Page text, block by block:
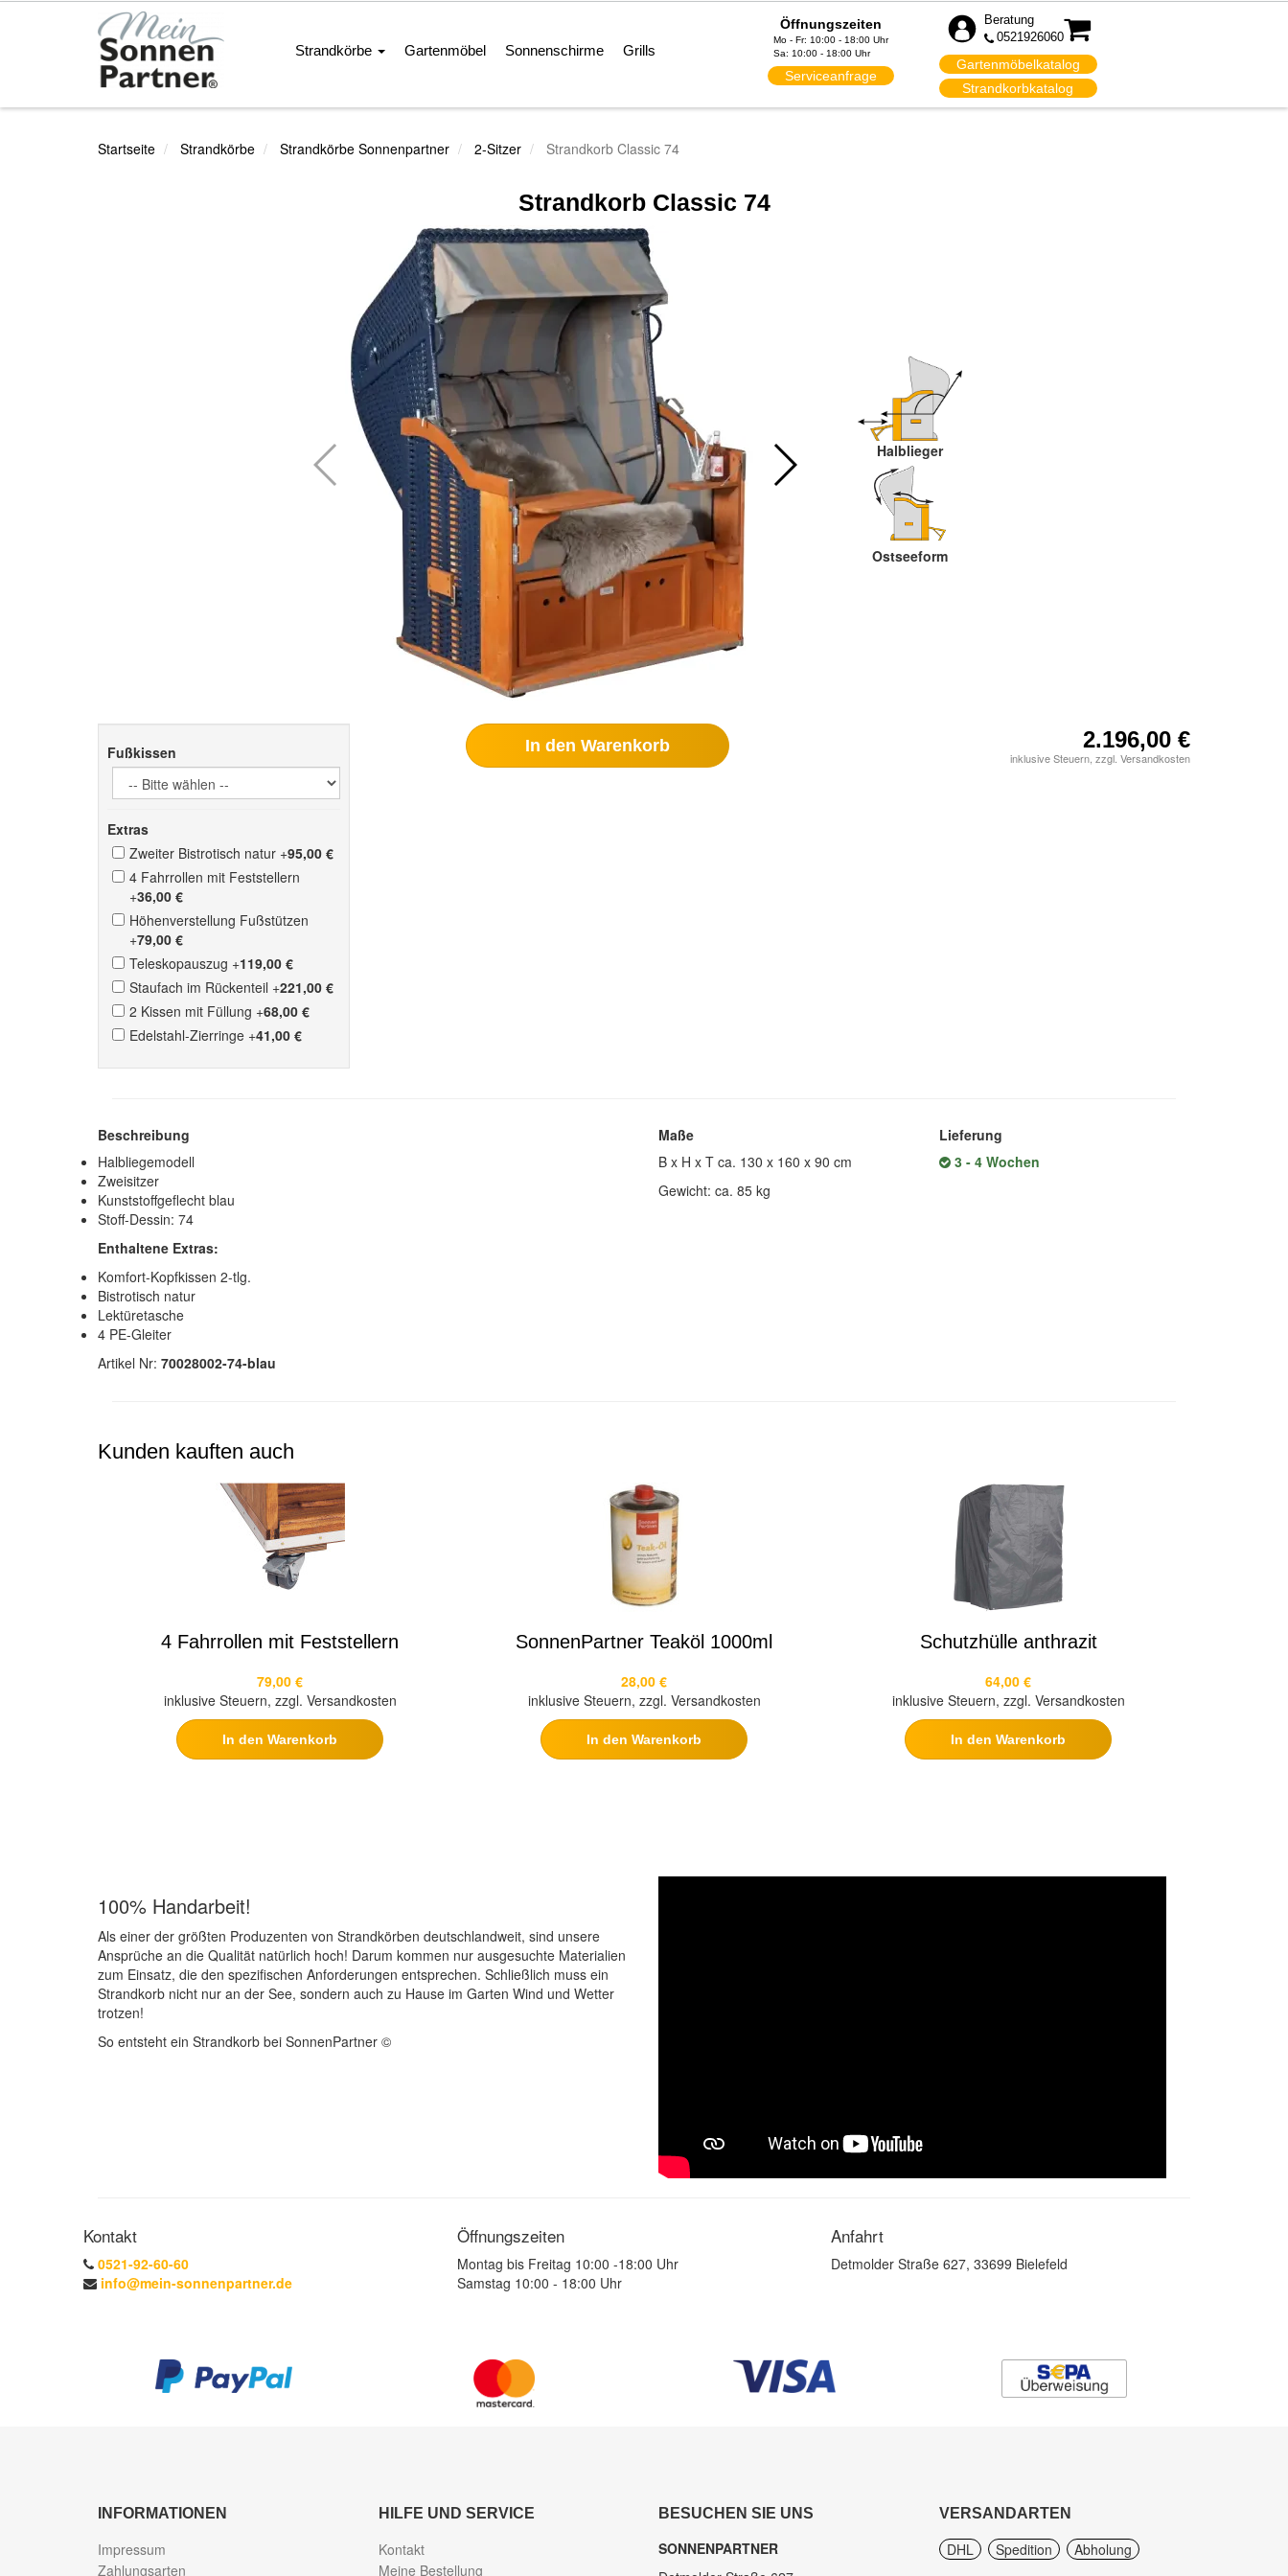
Strandkörbe Gartenmöbel Sonnenschirme Grills
Öffnungszeiten
Mo - Fr: 10:00 - 18:00 Uhr
Sa: 10:00 - 18:00 Uhr
Serviceanfrage
Beratung
0521926060
Gartenmöbelkatalog
Strandkorbkatalog
Startseite Strandkörbe Strandkörbe Sonnenpartner 2-Sitzer Strandkorb Classic 74
Strandkorb Classic 74
Halblieger
Ostseeform
Fußkissen
Extras
Zweiter Bistrotisch natur +95,00 €
4 Fahrrollen mit Feststellern
+36,00 €
Höhenverstellung Fußstützen
+79,00 €
Teleskopauszug +119,00 €
Staufach im Rückenteil +221,00 €
2 Kissen mit Füllung +68,00 €
Edelstahl-Zierringe +41,00 €
In den Warenkorb 2.196,00 €
inklusive Steuern, zzgl. Versandkosten
Beschreibung
Halbliegemodell
Zweisitzer
Kunststoffgeflecht blau
Stoff-Dessin: 74
Enthaltene Extras:
Komfort-Kopfkissen 2-tlg.
Bistrotisch natur
Lektüretasche
4 PE-Gleiter
Artikel Nr: 70028002-74-blau
Maße
B x H x T ca. 130 x 160 x 90 cm
Gewicht: ca. 85 kg
Lieferung
3 - 4 Wochen
Kunden kauften auch
4 Fahrrollen mit Feststellern
79,00 €
inklusive Steuern, zzgl. Versandkosten
In den Warenkorb
SonnenPartner Teaköl 1000ml
28,00 €
inklusive Steuern, zzgl. Versandkosten
In den Warenkorb
Schutzhülle anthrazit
64,00 €
inklusive Steuern, zzgl. Versandkosten
In den Warenkorb
100% Handarbeit!
Als einer der größten Produzenten von Strandkörben deutschlandweit, sind unsere
Ansprüche an die Qualität natürlich hoch! Darum kommen nur ausgesuchte Materialien
zum Einsatz, die den spezifischen Anforderungen entsprechen. Schließlich muss ein
Strandkorb nicht nur an der See, sondern auch zu Hause im Garten Wind und Wetter
trotzen!
So entsteht ein Strandkorb bei SonnenPartner ©
Kontakt
0521-92-60-60
info@mein-sonnenpartner.de
Öffnungszeiten
Montag bis Freitag 10:00 -18:00 Uhr
Samstag 10:00 - 18:00 Uhr
Anfahrt
Detmolder Straße 627, 33699 Bielefeld
INFORMATIONEN
Impressum
Zahlungsarten
HILFE UND SERVICE
Kontakt
Meine Bestellung
BESUCHEN SIE UNS
SONNENPARTNER
VERSANDARTEN
DHL Spedition Abholung